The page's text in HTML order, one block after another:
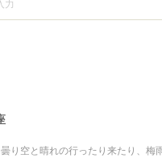
り空と晴れの行ったり来たり、